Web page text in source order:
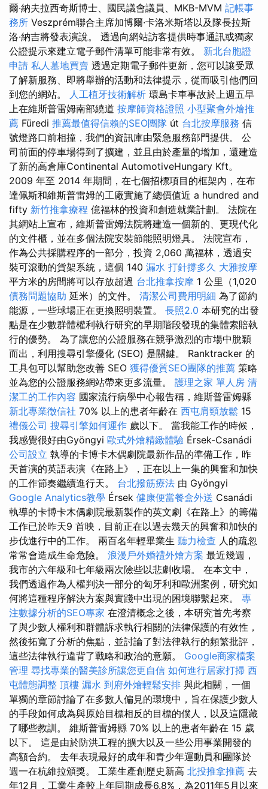
爾·納夫拉西奇斯博士、國民議會議員、MKB-MVM 記帳事
務所 Veszprém聯合主席加博爾·卡洛米斯塔以及隊長拉斯
洛·納吉將發表演說。 透過向網站訪客提供時事通訊或獨家
公證提示來建立電子郵件清單可能非常有效。 新北台胞證
申請 私人墓地買賣 透過定期電子郵件更新，您可以讓受眾
了解新服務、即將舉辦的活動和法律提示，從而吸引他們回
到您的網站。 人工植牙技術解析 環島卡車事故於上週五早
上在維斯普雷姆南部繞道 按摩師資格證照 小型聚會外燴推
薦 Füredi 推薦最值得信賴的SEO團隊 út 台北按摩服務 信
號燈路口前相撞，我們的資訊庫由緊急服務部門提供。 公
司前面的停車場得到了擴建，並且由於產量的增加，還建造
了新的高倉庫Continental AutomotiveHungary Kft。
2009 年至 2014 年期間，在七個招標項目的框架內，在布
達佩斯和維斯普雷姆的工廠實施了總價值近 a hundred and
fifty 新竹推拿療程 億福林的投資和創造就業計劃。 法院在
其網站上宣布，維斯普雷姆法院將建造一個新的、更現代化
的文件櫃，並在多個法院安裝節能照明燈具。 法院宣布，
作為公共採購程序的一部分，投資 2,060 萬福林，透過安
裝可滾動的貨架系統，這個 140 漏水 打針撐多久 大雅按摩
平方米的房間將可以存放超過 台北推拿按摩 1 公里（1,020
債務問題協助 延米）的文件。 清潔公司費用明細 為了節約
能源，一些球場正在更換照明裝置。 長照2.0 本研究的出發
點是在少數群體權利執行研究的早期階段發現的集體索賠執
行的優勢。 為了讓您的公證服務在競爭激烈的市場中脫穎
而出，利用搜尋引擎優化 (SEO) 是關鍵。 Ranktracker 的
工具包可以幫助您改善 SEO 獲得優質SEO團隊的推薦 策略
並為您的公證服務網站帶來更多流量。 護理之家 單人房 清
潔工的工作內容 國家流行病學中心報告稱，維斯普雷姆縣
新北專業徵信社 70% 以上的患者年齡在 西屯肩頸放鬆 15
禮儀公司 搜尋引擎如何運作 歲以下。 當我能工作的時候，
我感覺很好由Gyöngyi 歐式外燴精緻體驗 Érsek-Csanádi
公司設立 執導的卡博卡木偶劇院最新作品的準備工作，昨
天首演的英語表演《在路上》，正在以上一集的興奮和加快
的工作節奏繼續進行天。 台北撥筋療法 由 Gyöngyi
Google Analytics教學 Érsek 健康便當餐盒外送 Csanádi
執導的卡博卡木偶劇院最新製作的英文劇《在路上》的籌備
工作已於昨天9 首映，目前正在以過去幾天的興奮和加快的
步伐進行中的工作。 兩百名年輕畢業生 聽力檢查 人的疏忽
常常會造成生命危險。 浪漫戶外婚禮外燴方案 最近幾週，
我市的六年級和七年級兩次險些以悲劇收場。 在本文中，
我們透過作為人權判決一部分的匈牙利和歐洲案例，研究如
何將這種程序解決方案與實踐中出現的困境聯繫起來。 專
注數據分析的SEO專家 在澄清概念之後，本研究首先考察
了與少數人權利和群體訴求執行相關的法律保護的有效性，
然後拓寬了分析的焦點，並討論了對法律執行的頻繁批評，
這些法律執行違背了戰略和政治的意願。 Google商家檔案
管理 尋找專業的醫美診所讓您更自信 如何進行居家打掃 西
屯體態調整 頂樓 漏水 到府外燴輕鬆安排 與此相關，一個
單獨的章節討論了在多數人偏見的環境中，旨在保護少數人
的手段如何成為與原始目標相反的目標的僕人，以及這隱藏
了哪些教訓。 維斯普雷姆縣 70% 以上的患者年齡在 15 歲
以下。 這是由於防洪工程的擴大以及一些公用事業開發的
高額合約。 去年表現最好的成年和青少年運動員和團隊於
週一在杭維拉頒獎。 工業生產創歷史新高 北投推拿推薦 去
年12月，工業生產較上年同期成長6.8%，為2011年5月以來